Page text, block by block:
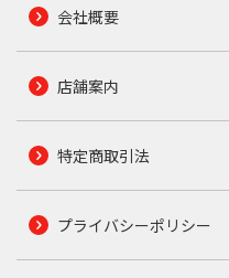
会社概要
店舗案内
特定商取引法
プライバシーポリシー